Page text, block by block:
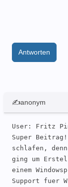
Antworten
✍anonym
User: Fritz
Super
schlafen,
ging um
einem
Support fuer